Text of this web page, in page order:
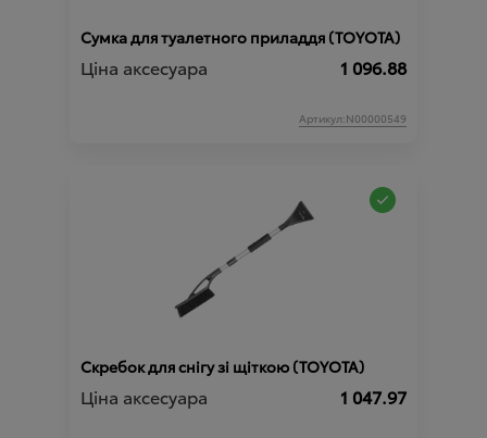
Сумка для туалетного приладдя (TOYOTA)
Ціна аксесуара 1 096.88
Артикул:N00000549
Скребок для снігу зі щіткою (TOYOTA)
Ціна аксесуара 1 047.97